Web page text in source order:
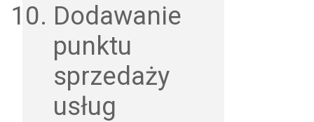
Dodawanie
punktu
sprzedaży
usług